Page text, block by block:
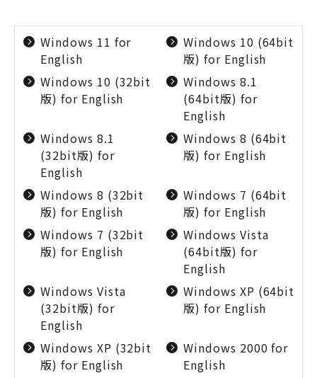
Windows 11 for
English
Windows 10 (64bit
版) for English
Windows 10 (32bit
版) for English
Windows 8.1
(64bit版) for
English
Windows 8.1
(32bit版) for
English
Windows 8 (64bit
版) for English
Windows 8 (32bit
版) for English
Windows 7 (64bit
版) for English
Windows 7 (32bit
版) for English
Windows Vista
(64bit版) for
English
Windows Vista
(32bit版) for
English
Windows XP (64bit
版) for English
Windows XP (32bit
版) for English
Windows 2000 for
English